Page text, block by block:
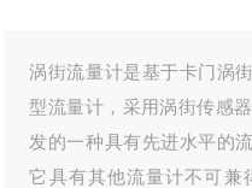
涡街流量计是基于卡门涡
型流量计，采用涡街传感
发的一种具有先进水平的
它具有其他流量计不可兼